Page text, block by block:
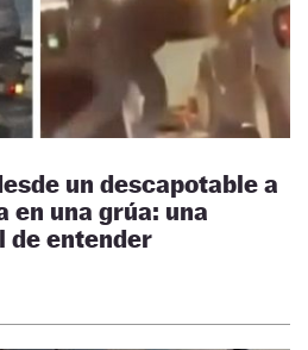
un descapotable a
en una grúa: una
de entender